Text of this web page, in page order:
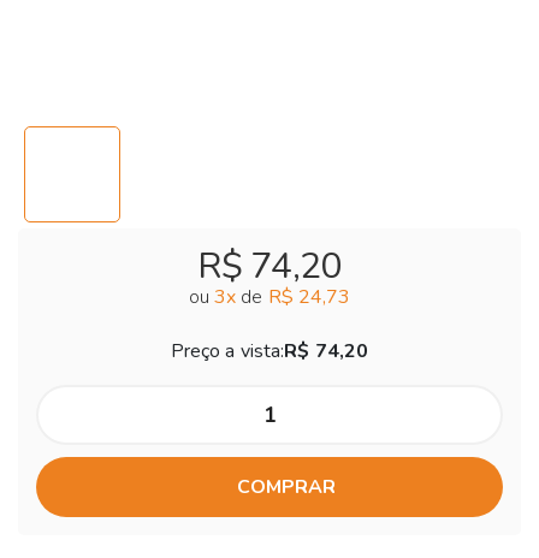
R$ 74,20
ou 3x de R$ 24,73
Preço a vista:R$ 74,20
COMPRAR